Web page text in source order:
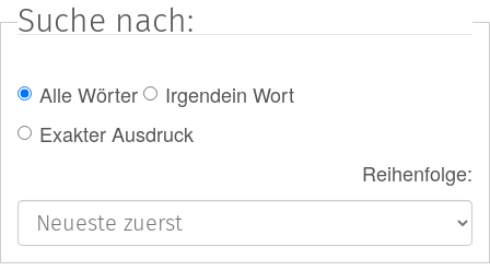
Suche nach:
Alle Wörter
Irgendein Wort
Exakter Ausdruck
Reihenfolge: